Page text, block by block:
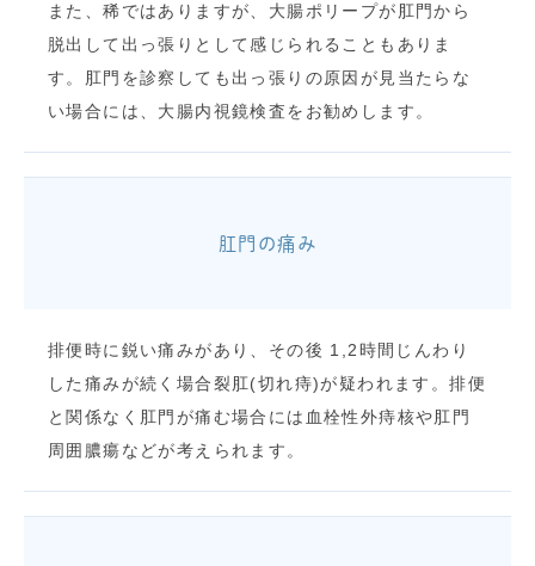
また、稀ではありますが、大腸ポリープが肛門から
脱出して出っ張りとして感じられることもありま
す。肛門を診察しても出っ張りの原因が見当たらな
い場合には、大腸内視鏡検査をお勧めします。
肛門の痛み
排便時に鋭い痛みがあり、その後 1,2時間じんわり
した痛みが続く場合裂肛(切れ痔)が疑われます。排便
と関係なく肛門が痛む場合には血栓性外痔核や肛門
周囲膿瘍などが考えられます。